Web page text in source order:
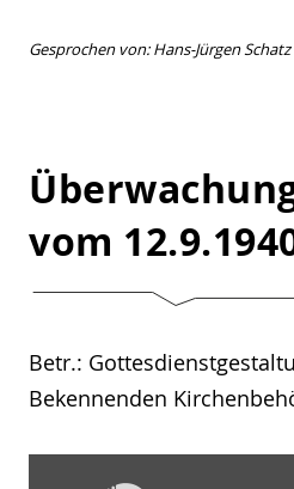
Gesprochen von: Hans-Jürgen Schatz
vom
Betr.:
Bekennenden